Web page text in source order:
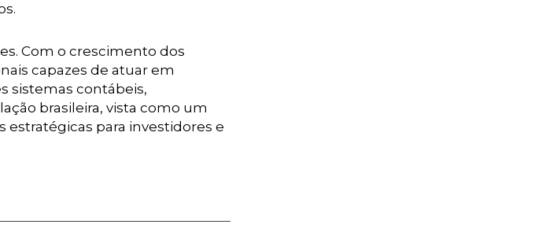
Com o crescimento dos
capazes de atuar em
sistemas contábeis,
brasileira, vista como um
estratégicas para investidores e